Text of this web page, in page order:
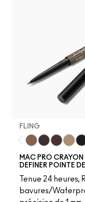
FLING
Genuine
MAC PRO
DEFINER POINTE
Tenue 24 heures,
bavures/